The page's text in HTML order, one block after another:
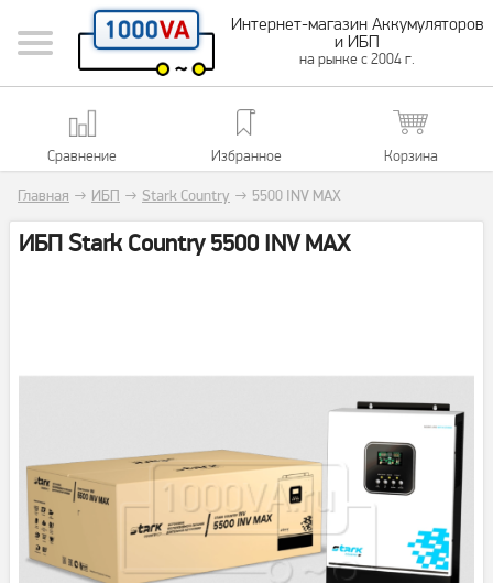
Интернет-магазин Аккумуляторов
и ИБП
на рынке с 2004 г.
Сравнение Избранное Корзина
Главная → ИБП → Stark Country → 5500 INV MAX
ИБП Stark Country 5500 INV MAX